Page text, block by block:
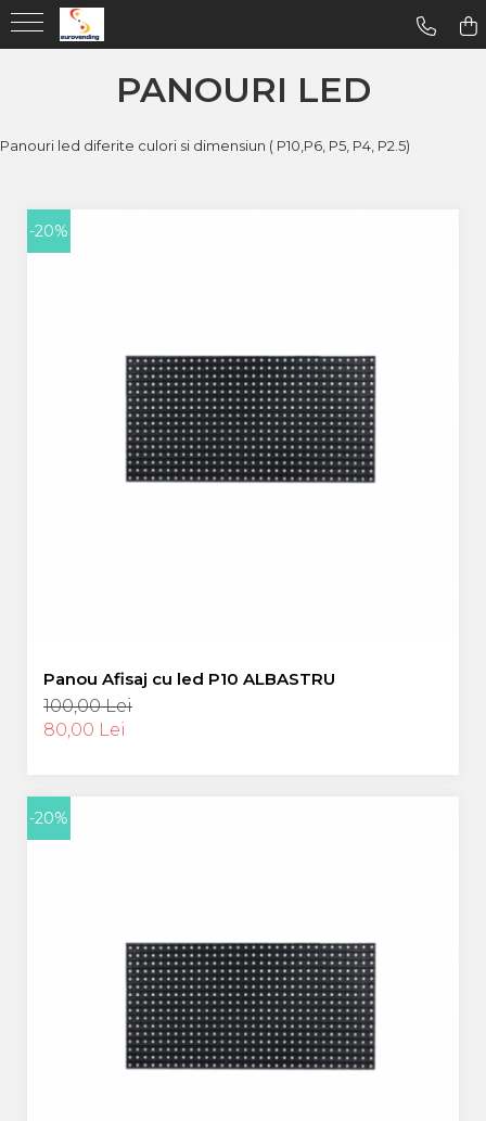
PANOURI LED
Panouri led diferite culori si dimensiun ( P10,P6, P5, P4, P2.5)
-20%
Panou Afisaj cu led P10 ALBASTRU
100,00 Lei
80,00 Lei
-20%